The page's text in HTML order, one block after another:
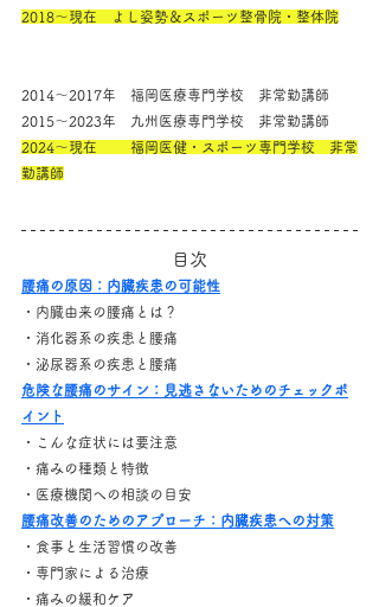
2018～現在　よし姿勢＆スポーツ整骨院・整体院
2014～2017年　福岡医療専門学校　非常勤講師
2015～2023年　九州医療専門学校　非常勤講師
2024～現在　　 福岡医健・スポーツ専門学校　非常
勤講師
目次
腰痛の原因：内臓疾患の可能性
・内臓由来の腰痛とは？
・消化器系の疾患と腰痛
・泌尿器系の疾患と腰痛
危険な腰痛のサイン：見逃さないためのチェックポ
イント
・こんな症状には要注意
・痛みの種類と特徴
・医療機関への相談の目安
腰痛改善のためのアプローチ：内臓疾患への対策
・食事と生活習慣の改善
・専門家による治療
・痛みの緩和ケア